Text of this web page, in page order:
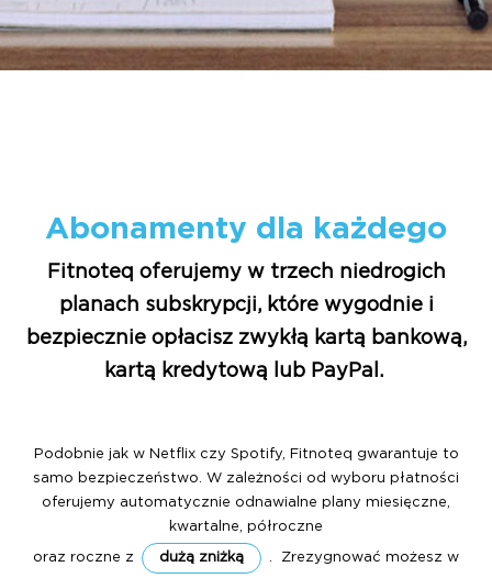
Abonamenty dla każdego
Fitnoteq oferujemy w trzech niedrogich
planach subskrypcji, które wygodnie i
bezpiecznie opłacisz zwykłą kartą bankową,
kartą kredytową lub PayPal.
Podobnie jak w Netflix czy Spotify, Fitnoteq gwarantuje to
samo bezpieczeństwo. W zależności od wyboru płatności
oferujemy automatycznie odnawialne plany miesięczne,
kwartalne, półroczne
oraz roczne z dużą zniżką . Zrezygnować możesz w